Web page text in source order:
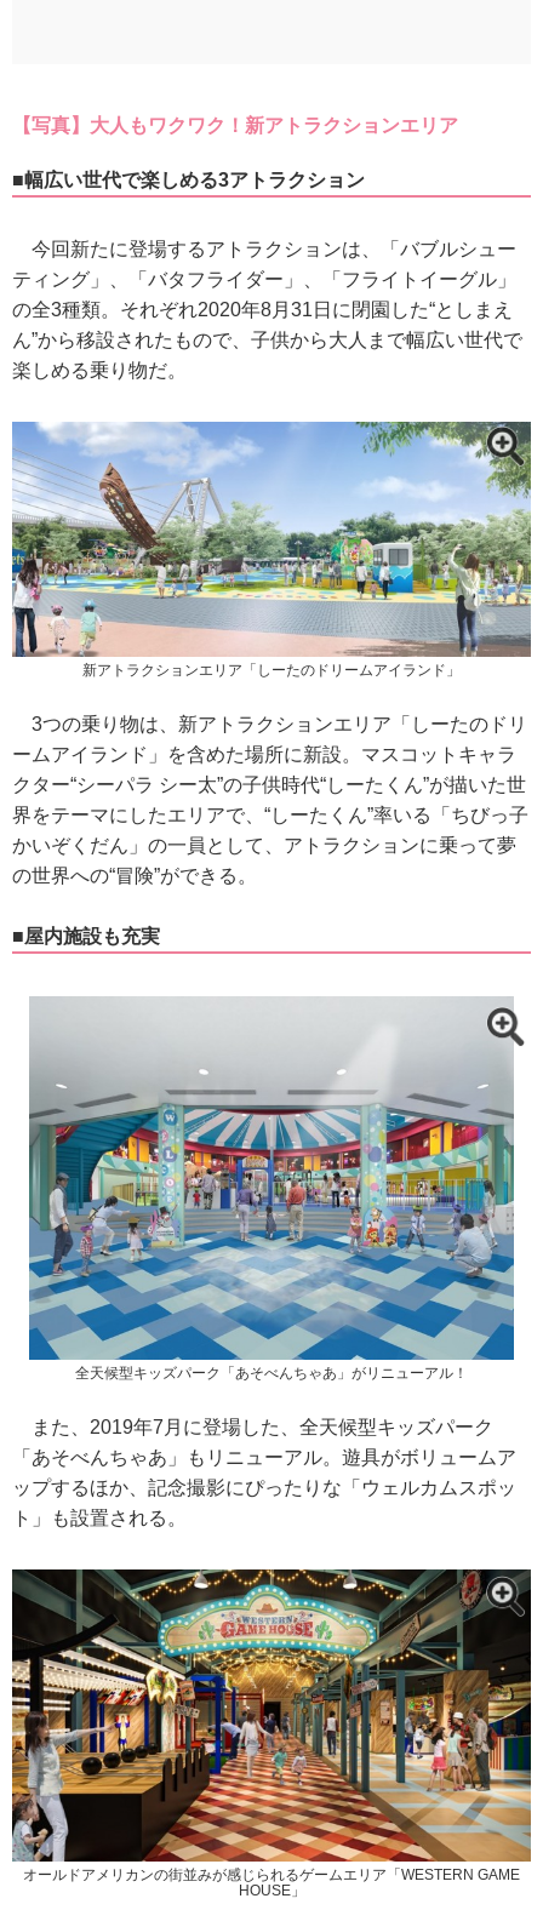
【写真】大人もワクワク！新アトラクションエリア
■幅広い世代で楽しめる3アトラクション
今回新たに登場するアトラクションは、「バブルシュー
ティング」、「バタフライダー」、「フライトイーグル」
の全3種類。それぞれ2020年8月31日に閉園した“としまえ
ん”から移設されたもので、子供から大人まで幅広い世代で
楽しめる乗り物だ。
新アトラクションエリア「しーたのドリームアイランド」
3つの乗り物は、新アトラクションエリア「しーたのドリ
ームアイランド」を含めた場所に新設。マスコットキャラ
クター“シーパラ シー太”の子供時代“しーたくん”が描いた世
界をテーマにしたエリアで、“しーたくん”率いる「ちびっ子
かいぞくだん」の一員として、アトラクションに乗って夢
の世界への“冒険”ができる。
■屋内施設も充実
全天候型キッズパーク「あそべんちゃあ」がリニューアル！
また、2019年7月に登場した、全天候型キッズパーク
「あそべんちゃあ」もリニューアル。遊具がボリュームア
ップするほか、記念撮影にぴったりな「ウェルカムスポッ
ト」も設置される。
オールドアメリカンの街並みが感じられるゲームエリア「WESTERN GAME
HOUSE」